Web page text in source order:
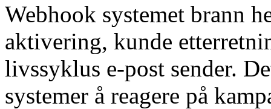
Webhook systemet brann
aktivering, kunde
livssyklus e-post sender.
systemer å reagere på